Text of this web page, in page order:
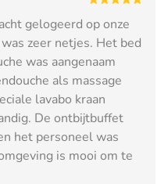
gelogeerd op onze
zeer netjes. Het bed
was aangenaam
als massage
lavabo kraan
De ontbijtbuffet
het personeel was
is mooi om te